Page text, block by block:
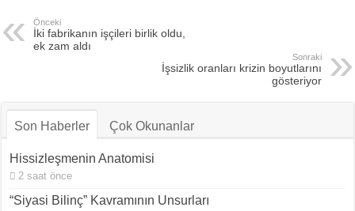
Önceki
İki fabrikanın işçileri birlik oldu,
ek zam aldı
Sonraki
İşsizlik oranları krizin boyutlarını
gösteriyor
Son Haberler Çok Okunanlar
Hissizleşmenin Anatomisi
2 saat önce
“Siyasi Bilinç” Kavramının Unsurları